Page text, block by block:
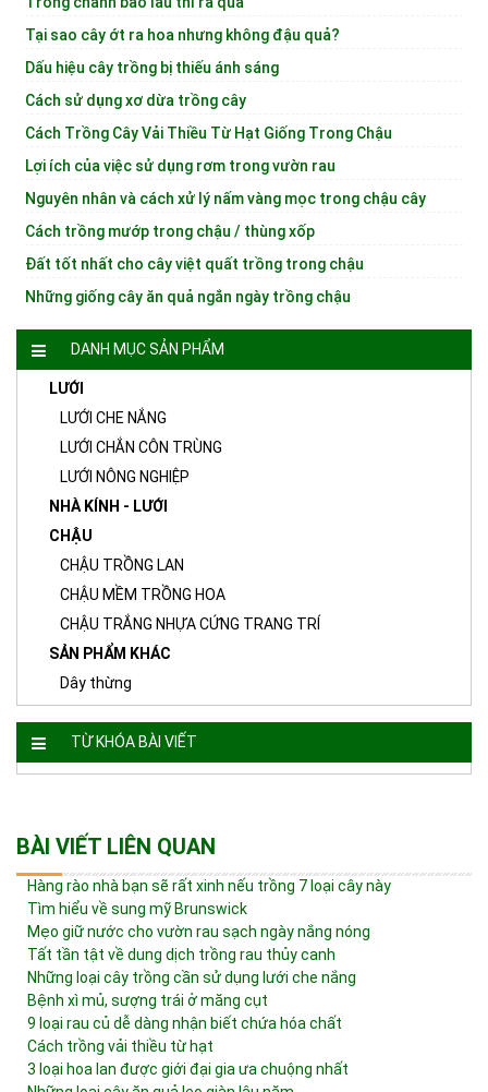
Tại sao cây ớt ra hoa nhưng không đậu quả?
Dấu hiệu cây trồng bị thiếu ánh sáng
Cách sử dụng xơ dừa trồng cây
Cách Trồng Cây Vải Thiều Từ Hạt Giống Trong Chậu
Lợi ích của việc sử dụng rơm trong vườn rau
Nguyên nhân và cách xử lý nấm vàng mọc trong chậu cây
Cách trồng mướp trong chậu / thùng xốp
Đất tốt nhất cho cây việt quất trồng trong chậu
Những giống cây ăn quả ngắn ngày trồng chậu
DANH MỤC SẢN PHẨM
LƯỚI
LƯỚI CHE NẮNG
LƯỚI CHẮN CÔN TRÙNG
LƯỚI NÔNG NGHIỆP
NHÀ KÍNH - LƯỚI
CHẬU
CHẬU TRỒNG LAN
CHẬU MỀM TRỒNG HOA
CHẬU TRẮNG NHỰA CỨNG TRANG TRÍ
SẢN PHẨM KHÁC
Dây thừng
TỪ KHÓA BÀI VIẾT
BÀI VIẾT LIÊN QUAN
Hàng rào nhà bạn sẽ rất xinh nếu trồng 7 loại cây này
Tìm hiểu về sung mỹ Brunswick
Mẹo giữ nước cho vườn rau sạch ngày nắng nóng
Tất tần tật về dung dịch trồng rau thủy canh
Những loại cây trồng cần sử dụng lưới che nắng
Bệnh xì mủ, sượng trái ở măng cụt
9 loại rau củ dễ dàng nhận biết chứa hóa chất
Cách trồng vải thiều từ hạt
3 loại hoa lan được giới đại gia ưa chuộng nhất